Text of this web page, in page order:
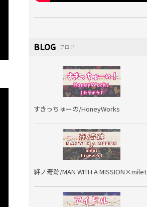
BLOG ブログ
すきっちゅーの/HoneyWorks
絆ノ奇跡/MAN WITH A MISSION×milet